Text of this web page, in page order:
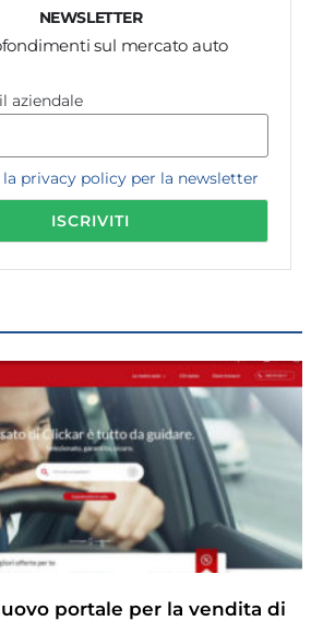
NEWSLETTER
sul mercato auto
aziendale
privacy policy per la newsletter
portale per la vendita di